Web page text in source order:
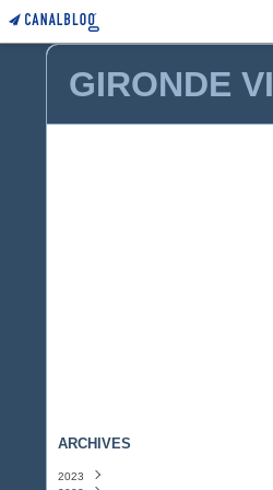
GIRONDE
ARCHIVES
2023